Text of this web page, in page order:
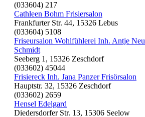
(033604) 217
Cathleen Bohm Frisiersalon
Frankfurter Str. 44, 15326 Lebus
(033604) 5108
Friseursalon Wohlfühlerei Inh. Antje
Schmidt
Seeberg 1, 15326 Zeschdorf
(033602) 45044
Frisiereck Inh. Jana Panzer Frisörsalon
Hauptstr. 32, 15326 Zeschdorf
(033602) 2659
Hensel Edelgard
Diedersdorfer Str. 13, 15306 Seelow